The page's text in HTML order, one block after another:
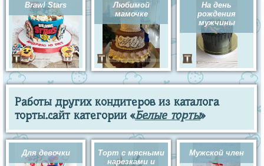
Brawl Stars
Любимой
мамочке
На день
рождения
мужчины
Работы других кондитеров из каталога
торты.сайт категории «Белые торты»
Для девочки
Торт с мясными
нарезками и
Мужской член